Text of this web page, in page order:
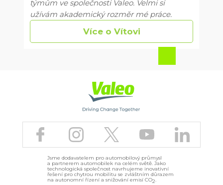
týmům ve společnosti Valeo. Velmi si
užívám akademický rozměr mé práce.
Více o Vítovi
p
h
u
Jsme dodavatelem pro automobilový průmysl
a partnerem automobilek na celém světě. Jako
technologická společnost navrhujeme inovativní
řešení pro chytrou mobilitu se zvláštním důrazem
na autonomní řízení a snižování emisí CO2.